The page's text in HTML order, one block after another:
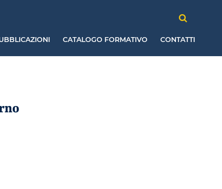
CATALOGO FORMATIVO CONTATTI